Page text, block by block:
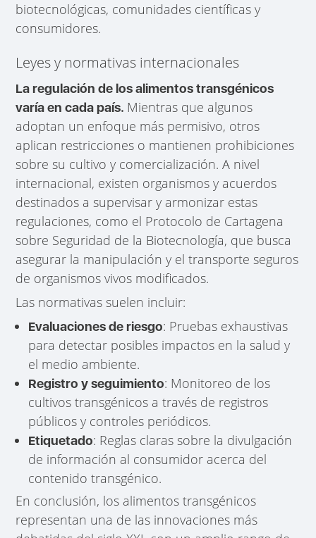
biotecnológicas, comunidades científicas y
consumidores.
Leyes y normativas internacionales
La regulación de los alimentos transgénicos
varía en cada país. Mientras que algunos
adoptan un enfoque más permisivo, otros
aplican restricciones o mantienen prohibiciones
sobre su cultivo y comercialización. A nivel
internacional, existen organismos y acuerdos
destinados a supervisar y armonizar estas
regulaciones, como el Protocolo de Cartagena
sobre Seguridad de la Biotecnología, que busca
asegurar la manipulación y el transporte seguros
de organismos vivos modificados.
Las normativas suelen incluir:
Evaluaciones de riesgo: Pruebas exhaustivas
para detectar posibles impactos en la salud y
el medio ambiente.
Registro y seguimiento: Monitoreo de los
cultivos transgénicos a través de registros
públicos y controles periódicos.
Etiquetado: Reglas claras sobre la divulgación
de información al consumidor acerca del
contenido transgénico.
En conclusión, los alimentos transgénicos
representan una de las innovaciones más